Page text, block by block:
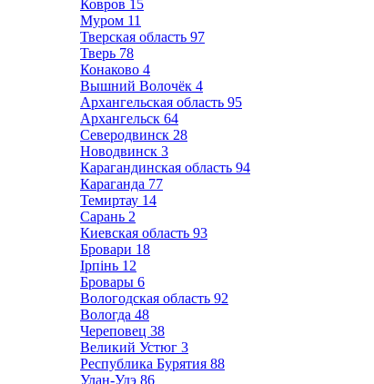
Ковров 15
Муром 11
Тверская область 97
Тверь 78
Конаково 4
Вышний Волочёк 4
Архангельская область 95
Архангельск 64
Северодвинск 28
Новодвинск 3
Карагандинская область 94
Караганда 77
Темиртау 14
Сарань 2
Киевская область 93
Бровари 18
Ірпінь 12
Бровары 6
Вологодская область 92
Вологда 48
Череповец 38
Великий Устюг 3
Республика Бурятия 88
Улан-Удэ 86